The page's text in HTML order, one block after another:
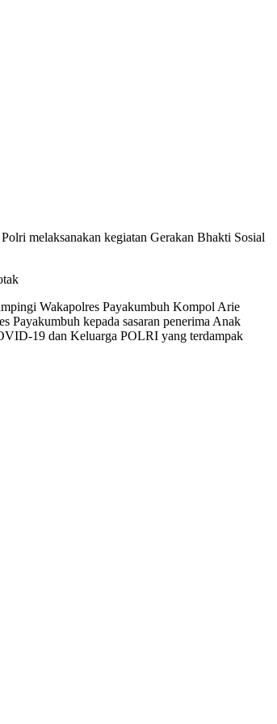
melaksanakan kegiatan Gerakan Bhakti Sosial
Wakapolres Payakumbuh Kompol Arie
Payakumbuh kepada sasaran penerima Anak
19 dan Keluarga POLRI yang terdampak